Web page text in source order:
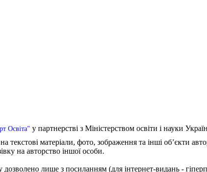
Освіта" у партнерстві з Міністерством освіти і науки
текстові матеріали, фото, зображення та інші об’єкти
на авторство іншої особи.
дозволено лише з посиланням (для інтернет-видань -